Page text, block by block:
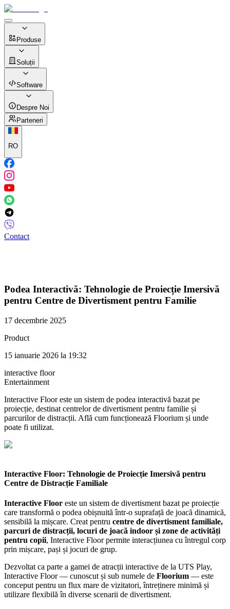
Produse
Soluții
Software
Despre Noi
Parteneri
RO
Contact
Podea Interactivă: Tehnologie de Proiecție Imersivă
pentru Centre de Divertisment pentru Familie
17 decembrie 2025
Product
15 ianuarie 2026 la 19:32
interactive floor
Entertainment
Interactive Floor este un sistem de podea interactivă bazat pe
proiecție, destinat centrelor de divertisment pentru familie și
parcurilor de distracții. Află cum funcționează Floorium și unde
poate fi utilizat.
Interactive Floor: Tehnologie de Proiecție Imersivă pentru
Centre de Distracție Familiale
Interactive Floor este un sistem de divertisment bazat pe proiecție
care transformă o podea obișnuită într-o suprafață de joacă dinamică,
sensibilă la mișcare. Creat pentru centre de divertisment familiale,
parcuri de distracții, locuri de joacă indoor și zone de activități
pentru copii, Interactive Floor permite interacțiunea cu întregul corp
prin mișcare, pași și jocuri de grup.
Dezvoltat ca parte a gamei de atracții interactive de la UTS Play,
Interactive Floor — cunoscut și sub numele de Floorium — este
conceput pentru un flux mare de vizitatori, întreținere minimă și
utilizare flexibilă în diverse scenarii de divertisment.